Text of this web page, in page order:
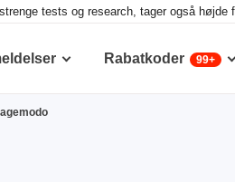
tests og research, tager også
Rabatkoder 99+